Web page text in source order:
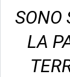
SONO
LA